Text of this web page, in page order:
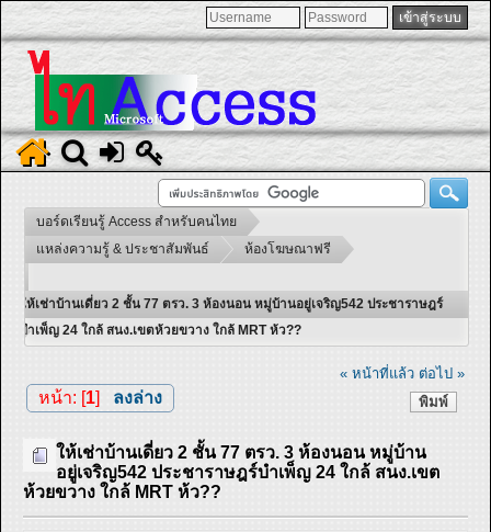
บอร์ดเรียนรู้ Access สำหรับคนไทย
แหล่งความรู้ & ประชาสัมพันธ์
ห้องโฆษณาฟรี
ให้เช่าบ้านเดี่ยว 2 ชั้น 77 ตรว. 3 ห้องนอน หมู่บ้านอยู่เจริญ542 ประชาราษฎร์
บำเพ็ญ 24 ใกล้ สนง.เขตห้วยขวาง ใกล้ MRT ห้ว??
« หน้าที่แล้ว ต่อไป »
พิมพ์
หน้า: [1] ลงล่าง
ให้เช่าบ้านเดี่ยว 2 ชั้น 77 ตรว. 3 ห้องนอน หมู่บ้าน
อยู่เจริญ542 ประชาราษฎร์บำเพ็ญ 24 ใกล้ สนง.เขต
ห้วยขวาง ใกล้ MRT ห้ว??